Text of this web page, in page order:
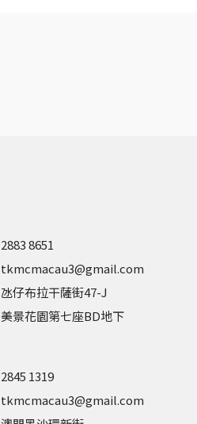
2883 8651
tkmcmacau3@gmail.com
氹仔布拉干薩街47-J
美景花園第七座BD地下
2845 1319
tkmcmacau3@gmail.com